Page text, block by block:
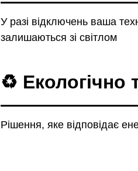
У разі відключень ваша
залишаються зі світлом
♻️ Екологічно
Рішення, яке відповідає